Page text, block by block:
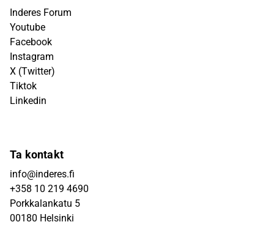
Inderes Forum
Youtube
Facebook
Instagram
X (Twitter)
Tiktok
Linkedin
Ta kontakt
info@inderes.fi
+358 10 219 4690
Porkkalankatu 5
00180 Helsinki